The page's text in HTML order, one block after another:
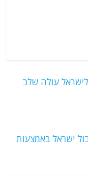
עולה שלב
ישראל באמצעות